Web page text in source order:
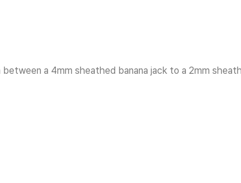
a 4mm sheathed banana jack to a 2mm